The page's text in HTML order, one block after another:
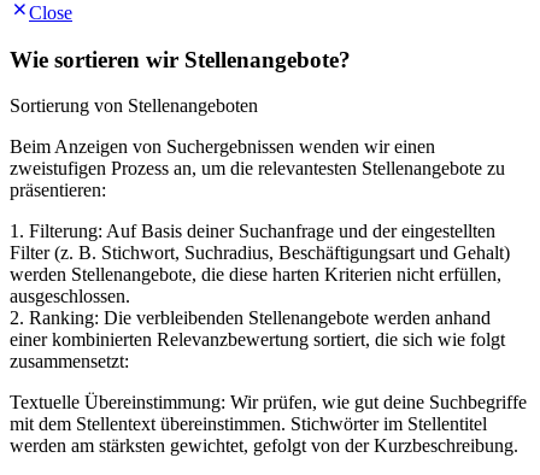
Close
Wie sortieren wir Stellenangebote?
Sortierung von Stellenangeboten
Beim Anzeigen von Suchergebnissen wenden wir einen
zweistufigen Prozess an, um die relevantesten Stellenangebote zu
präsentieren:
1. Filterung: Auf Basis deiner Suchanfrage und der eingestellten
Filter (z. B. Stichwort, Suchradius, Beschäftigungsart und Gehalt)
werden Stellenangebote, die diese harten Kriterien nicht erfüllen,
ausgeschlossen.
2. Ranking: Die verbleibenden Stellenangebote werden anhand
einer kombinierten Relevanzbewertung sortiert, die sich wie folgt
zusammensetzt:
Textuelle Übereinstimmung: Wir prüfen, wie gut deine Suchbegriffe
mit dem Stellentext übereinstimmen. Stichwörter im Stellentitel
werden am stärksten gewichtet, gefolgt von der Kurzbeschreibung.